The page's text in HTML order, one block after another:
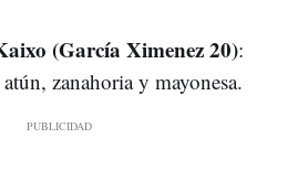
(García Ximenez 20):
zanahoria y mayonesa.